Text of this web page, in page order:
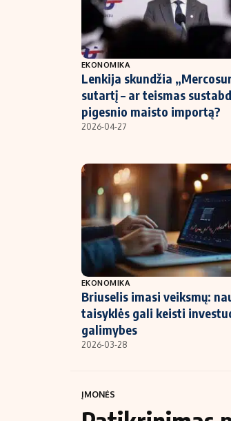
EKONOMIKA
Lenkija skundžia
sutartį – ar teismas
pigesnio maisto importą?
2026-04-27
EKONOMIKA
Briuselis imasi veiksmų:
taisyklės gali keisti
galimybes
2026-03-28
ĮMONĖS